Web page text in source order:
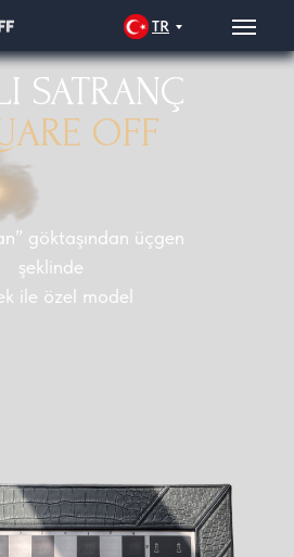
TR
SATRANÇ
OFF
göktaşından üçgen
şeklinde
ile özel model